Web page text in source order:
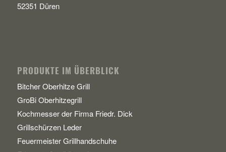
52351 Düren
PRODUKTE IM ÜBERBLICK
Bitcher Oberhitze Grill
GroBi Oberhitzegrill
Kochmesser der Firma Friedr. Dick
Grillschürzen Leder
Feuermeister Grillhandschuhe